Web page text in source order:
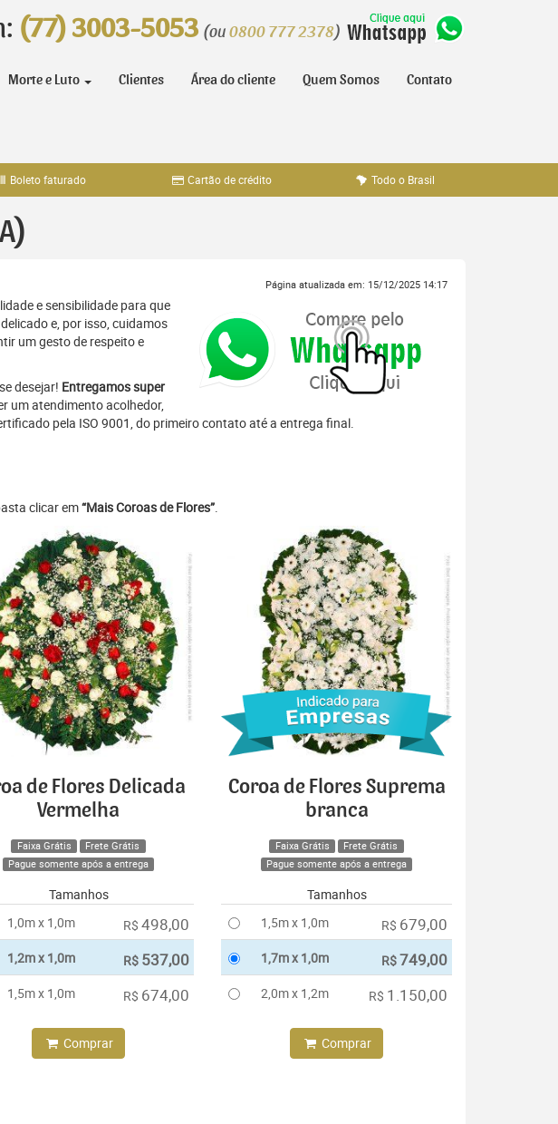
(77) 3003-5053 (ou 0800 777 2378)
Morte e Luto Clientes Área do cliente Quem Somos Contato
Boleto faturado Cartão de crédito Todo o Brasil
Página atualizada em: 15/12/2025 14:17
e sensibilidade para que
e, por isso, cuidamos
um gesto de respeito e
desejar! Entregamos super
um atendimento acolhedor,
pela ISO 9001, do primeiro contato até a entrega final.
clicar em“Mais Coroas de Flores”.
de Flores Delicada
Vermelha
Faixa Grátis
Frete Grátis
Pague somente após a entrega
Tamanhos
1,0m x 1,0m
R$ 498,00
1,2m x 1,0m R$ 537,00
1,5m x 1,0m R$ 674,00
Comprar
Coroa de Flores Suprema
branca
Faixa Grátis
Frete Grátis
Pague somente após a entrega
Tamanhos
1,5m x 1,0m
R$ 679,00
1,7m x 1,0m R$749,00
2,0m x 1,2m R$ 1.150,00
Comprar